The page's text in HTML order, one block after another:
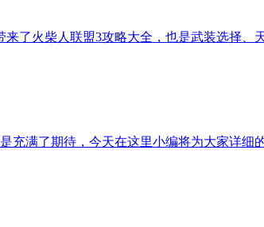
了火柴人联盟3攻略大全，也是武装选择、
满了期待，今天在这里小编将为大家详细